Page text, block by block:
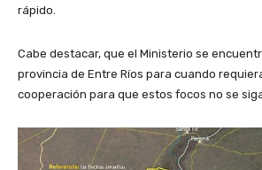
rápido.
Cabe destacar, que el Ministerio se
provincia de Entre Ríos para cuando
cooperación para que estos focos no se